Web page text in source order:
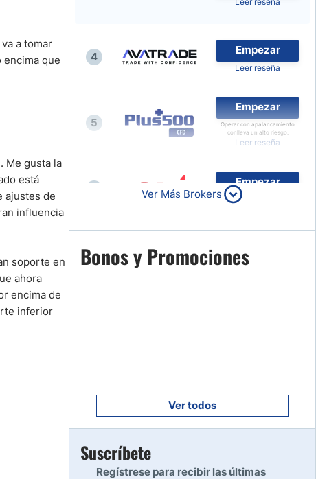
a tomar
encima que
Me gusta la
está
ajustes de
influencia
soporte en
ahora
encima de
inferior
4
Empezar
Leer reseña
5
Empezar
Operar con apalancamiento
conlleva un alto riesgo.
Leer reseña
Empezar
Leer reseña
7
Leer reseña
Leer reseña
10
Ver Más Brokers
Bonos y Promociones
Ver todos
Suscríbete
Regístrese para recibir las últimas